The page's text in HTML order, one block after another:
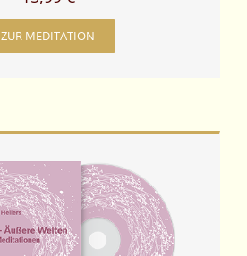
ZUR MEDITATION